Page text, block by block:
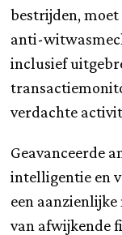
bestrijden,
anti-
inclusief
verdachte
Geavanceerde
intelligentie en
een
van afwijkende